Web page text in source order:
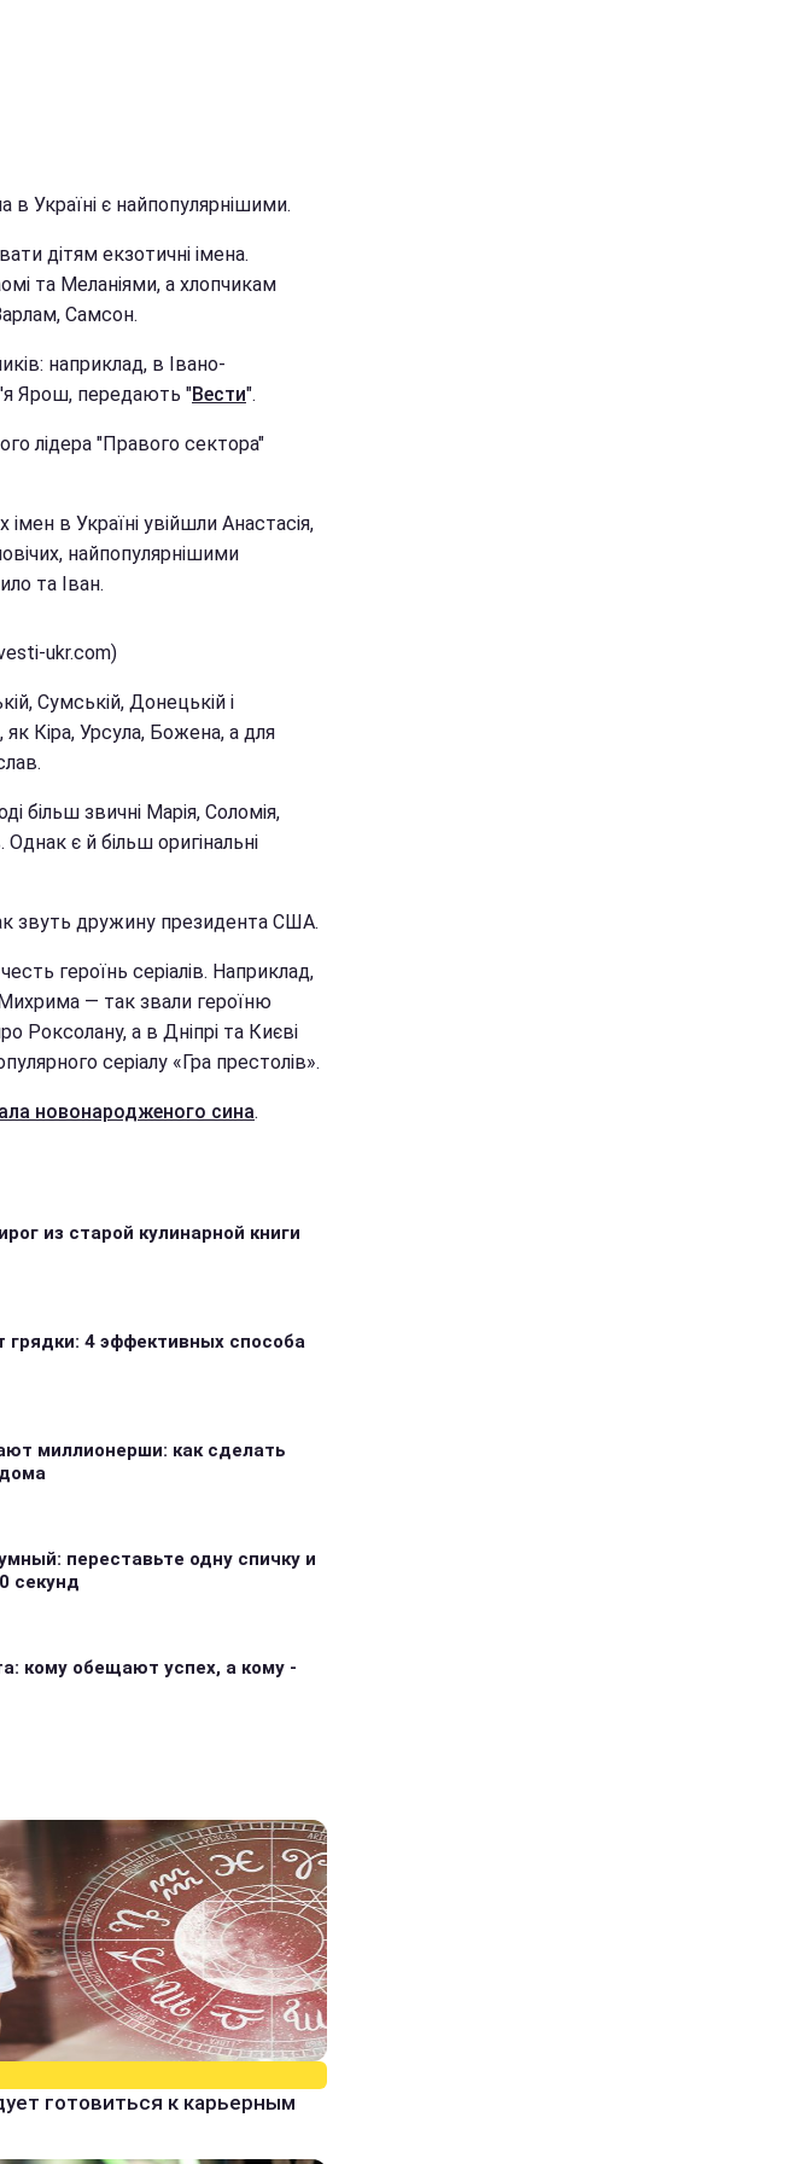
в Україні є найпопулярнішими.
дітям екзотичні імена.
та Меланіями, а хлопчикам
Самсон.
наприклад, в Івано-
Ярош, передають "Вести".
лідера "Правого сектора"
в Україні увійшли Анастасія,
найпопулярнішими
та Іван.
ukr.com)
Сумській, Донецькій і
як Кіра, Урсула, Божена, а для
більш звичні Марія, Соломія,
є й більш оригінальні
звуть дружину президента США.
героїнь серіалів. Наприклад,
Михрима — так звали героїню
Роксолану, а в Дніпрі та Києві
серіалу «Гра престолів».
новонародженого сина.
из старой кулинарной книги
4 эффективных способа
миллионерши: как сделать
переставьте одну спичку и
секунд
кому обещают успех, а кому -
готовиться к карьерным